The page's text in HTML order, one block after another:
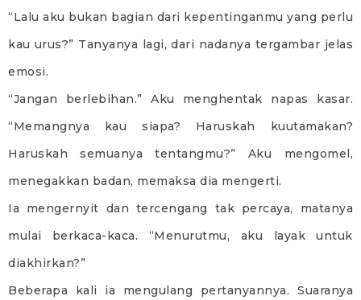
“Lalu aku bukan bagian dari kepentinganmu yang perlu
kau urus?” Tanyanya lagi, dari nadanya tergambar jelas
emosi.
“Jangan berlebihan.” Aku menghentak napas kasar.
“Memangnya kau siapa? Haruskah kuutamakan?
Haruskah semuanya tentangmu?” Aku mengomel,
menegakkan badan, memaksa dia mengerti.
Ia mengernyit dan tercengang tak percaya, matanya
mulai berkaca-kaca. “Menurutmu, aku layak untuk
diakhirkan?”
Beberapa kali ia mengulang pertanyannya. Suaranya